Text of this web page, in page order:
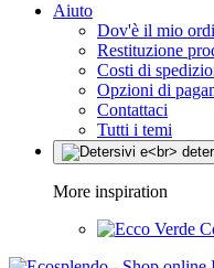
Aiuto
Dov'è il mio
Restituzione
Costi di
Opzioni di
Contattaci
Tutti i temi
More inspiration